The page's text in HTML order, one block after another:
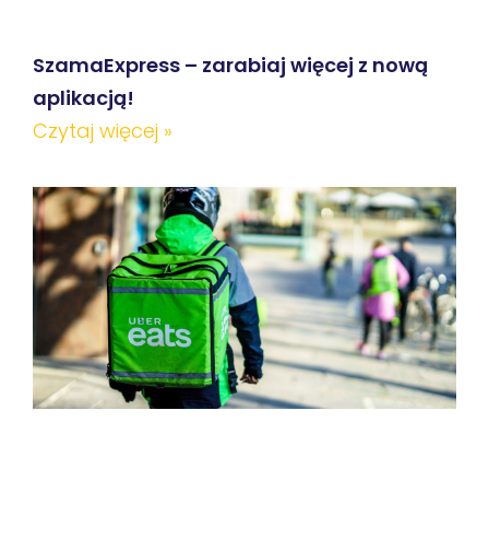
SzamaExpress – zarabiaj więcej z nową
aplikacją!
Czytaj więcej »